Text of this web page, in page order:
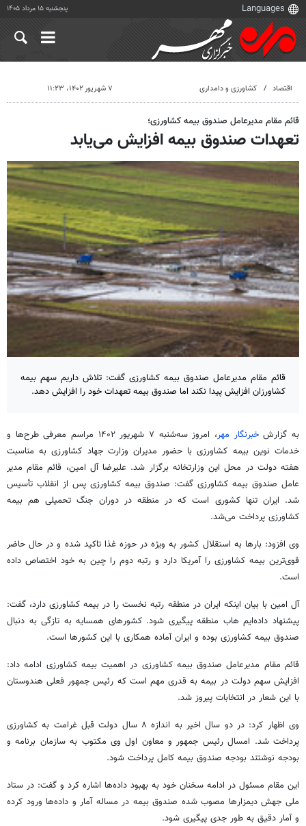
پنجشنبه ۱۵ مرداد ۱۴۰۵
اقتصاد کشاورزی و دامداری ۷ شهریور ۱۴۰۲، ۱۱:۲۳
قائم مقام مدیرعامل صندوق بیمه کشاورزی؛
تعهدات صندوق بیمه افزایش می‌یابد
قائم مقام مدیرعامل صندوق بیمه کشاورزی گفت: تلاش داریم سهم بیمه
کشاورزان افزایش پیدا نکند اما صندوق بیمه تعهدات خود را افزایش دهد.
به گزارشخبرنگار مهر
، امروز سه‌شنبه ۷ شهریور ۱۴۰۲ مراسم معرفی طرح‌ها و
خدمات نوین بیمه کشاورزی با حضور مدیران وزارت جهاد کشاورزی به مناسبت
هفته دولت در محل این وزارتخانه برگزار شد. علیرضا آل امین، قائم مقام مدیر
عامل صندوق بیمه کشاورزی گفت: صندوق بیمه کشاورزی پس از انقلاب تأسیس
شد. ایران تنها کشوری است که در منطقه در دوران جنگ تحمیلی هم بیمه
کشاورزی پرداخت می‌شد.
وی افزود: بارها به استقلال کشور به ویژه در حوزه غذا تاکید شده و در حال حاضر
قوی‌ترین بیمه کشاورزی را آمریکا دارد و رتبه دوم را چین به خود اختصاص داده
است.
آل امین با بیان اینکه ایران در منطقه رتبه نخست را در بیمه کشاورزی دارد، گفت:
پیشنهاد داده‌ایم هاب منطقه پیگیری شود. کشورهای همسایه به تازگی به دنبال
صندوق بیمه کشاورزی بوده و ایران آماده همکاری با این کشورها است.
قائم مقام مدیرعامل صندوق بیمه کشاورزی در اهمیت بیمه کشاورزی ادامه داد:
افزایش سهم دولت در بیمه به قدری مهم است که رئیس جمهور فعلی هندوستان
با این شعار در انتخابات پیروز شد.
وی اظهار کرد: در دو سال اخیر به اندازه ۸ سال دولت قبل غرامت به کشاورزی
پرداخت شد. امسال رئیس جمهور و معاون اول وی مکتوب به سازمان برنامه و
بودجه نوشتند بودجه صندوق بیمه کامل پرداخت شود.
این مقام مسئول در ادامه سخنان خود به بهبود داده‌ها اشاره کرد و گفت: در ستاد
ملی جهش دیمزارها مصوب شده صندوق بیمه در مساله آمار و داده‌ها ورود کرده
و آمار دقیق به طور جدی پیگیری شود.